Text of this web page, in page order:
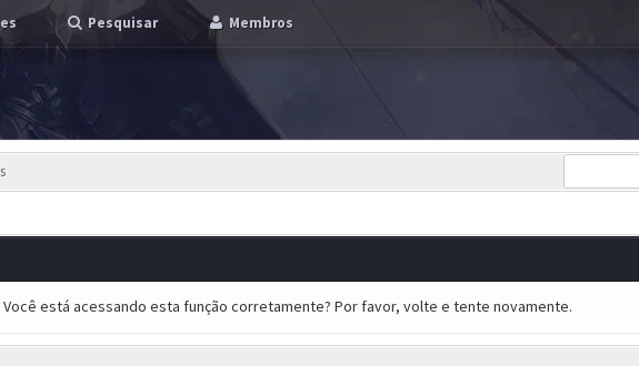
Pesquisar Membros
está acessando esta função corretamente? Por favor, volte e tente novamente.